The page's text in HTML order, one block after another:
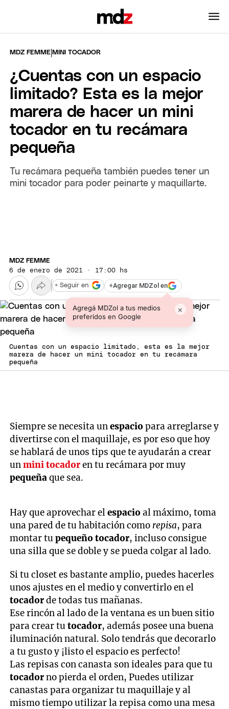
MDZ FEMME |MINI TOCADOR
¿Cuentas con un espacio
limitado? Esta es la mejor
marera de hacer un mini
tocador en tu recámara
pequeña
Tu recámara pequeña también puedes tener un
mini tocador para poder peinarte y maquillarte.
MDZ FEMME
6 de enero de 2021 · 17:00 hs
+Agregar MDZol en
Agregá MDZol a tus medios
preferidos en Google
×
+ Seguir en
Cuentas con un espacio limitado, esta es la mejor
marera de hacer un mini tocador en tu recámara
pequeña
Siempre se necesita unespaciopara arreglarse y
divertirse con el maquillaje, es por eso que hoy
se hablará de unos tips que te ayudarán a crear
unmini tocadoren tu recámara por muy
pequeñaque sea.
Hay que aprovechar elespacioal máximo, toma
una pared de tu habitación como repisa, para
montar tupequeño tocador, incluso consigue
una silla que se doble y se pueda colgar al lado.
Si tu closet es bastante amplio, puedes hacerles
unos ajustes en el medio y convertirlo en el
tocadorde todas tus mañanas.
Ese rincón al lado de la ventana es un buen sitio
para crear tutocador, además posee una buena
iluminación natural. Solo tendrás que decorarlo
a tu gusto y ¡listo el espacio es perfecto!
Las repisas con canasta son ideales para que tu
tocadorno pierda el orden, Puedes utilizar
canastas para organizar tu maquillaje y al
mismo tiempo utilizar la repisa como una mesa